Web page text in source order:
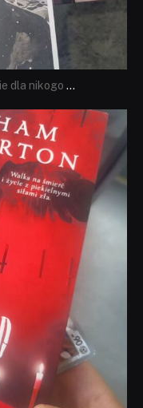
dla nikogo ...